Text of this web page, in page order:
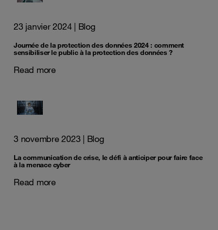
23 janvier 2024| Blog
Journée de la protection des données 2024 : comment
sensibiliser le public à la protection des données ?
Read more
3 novembre 2023 | Blog
La communication de crise, le défi à anticiper pour faire face
à la menace cyber
Read more